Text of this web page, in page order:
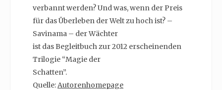
verbannt werden? Und was, wenn der Preis
für das Überleben der Welt zu hoch ist? –
Savinama – der Wächter
ist das Begleitbuch zur 2012 erscheinenden
Trilogie “Magie der
Schatten”.
Quelle:Autorenhomepage